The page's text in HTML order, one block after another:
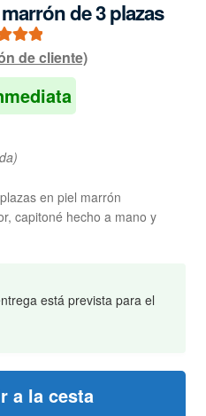
de 3 plazas
con
5 en
a
de cliente)
en piel marrón
capitoné hecho a mano y
está prevista para el
a la cesta